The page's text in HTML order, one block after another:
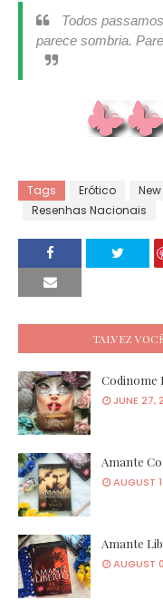
Todos
parece sombria.
Tags Erótico
Resenhas Nacionais
TALVEZ
Codinome
JUNE 27,
Amante
AUGUST
Amante
AUGUST